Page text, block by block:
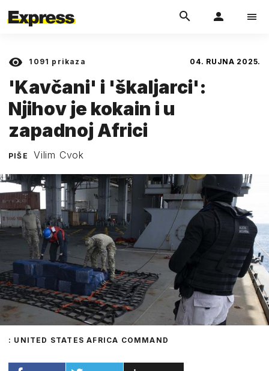
1091 prikaza 04. RUJNA 2025.
'Kavčani' i 'škaljarci':
Njihov je kokain i u
zapadnoj Africi
PIŠE Vilim Cvok
: UNITED STATES AFRICA COMMAND